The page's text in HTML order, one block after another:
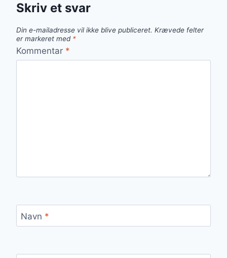
Skriv et svar
Din e-mailadresse vil ikke blive publiceret. Krævede felter
er markeret med *
Kommentar *
Navn *